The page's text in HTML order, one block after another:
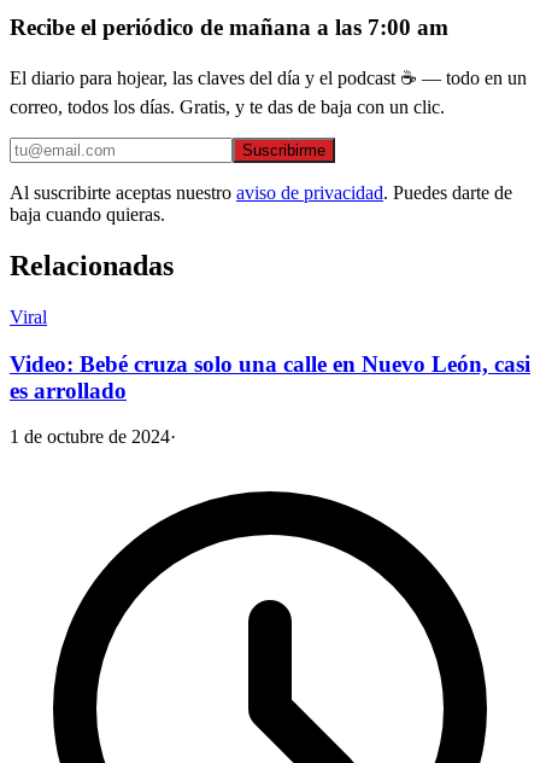
Recibe el periódico de mañana a las 7:00 am
El diario para hojear, las claves del día y el podcast ☕ — todo en un
correo, todos los días. Gratis, y te das de baja con un clic.
Suscribirme
Al suscribirte aceptas nuestro aviso de privacidad. Puedes darte de
baja cuando quieras.
Relacionadas
Viral
Video: Bebé cruza solo una calle en Nuevo León, casi
es arrollado
1 de octubre de 2024·